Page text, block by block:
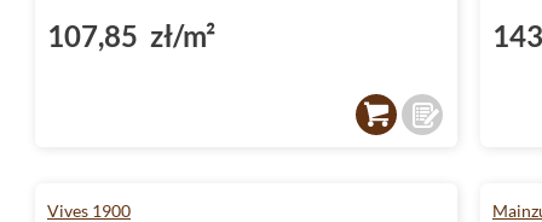
107,85 zł/m²
Vives 1900